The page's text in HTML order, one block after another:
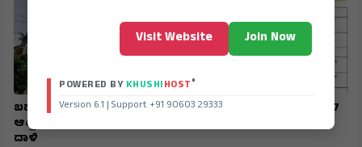
ಬಹುಕೋಟಿ ವಂಚನೆ : ನೀಲಣ್ಣವರ,
ಆಪ್ತರ ನಿವಾಸಗಳ ಮೇಲೆ ಇಡಿ
ದಾಳಿ
SIR : ಗಣತಿ ನಮೂನೆ ಸಲ್ಲಿಸಲು 17
Visit Website Join Now
POWERED BY KHUSHIHOST®
Version 6.1 | Support +91 90603 29333